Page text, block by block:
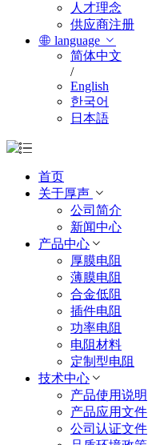
人才理念
供应商注册
language
简体中文
/
English
한국어
日本語
首页
关于厚声
公司简介
新闻中心
产品中心
厚膜电阻
薄膜电阻
合金低阻
插件电阻
功率电阻
电阻材料
定制型电阻
技术中心
产品使用说明
产品应用文件
公司认证文件